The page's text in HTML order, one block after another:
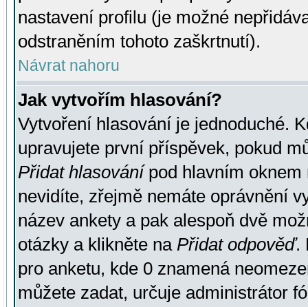
nastavení profilu (je možné
odstraněním tohoto zaškrtnutí).
Návrat nahoru
Jak vytvořím hlasování?
Vytvoření hlasování je jednoduché.
upravujete první příspěvek, pokud
Přidat hlasovánípod hlavním oknem
nevidíte, zřejmě nemáte oprávnění
název ankety a pak alespoň dvě
otázky a klikněte na Přidat odpověď.
pro anketu, kde 0 znamená
můžete zadat, určuje administrátor